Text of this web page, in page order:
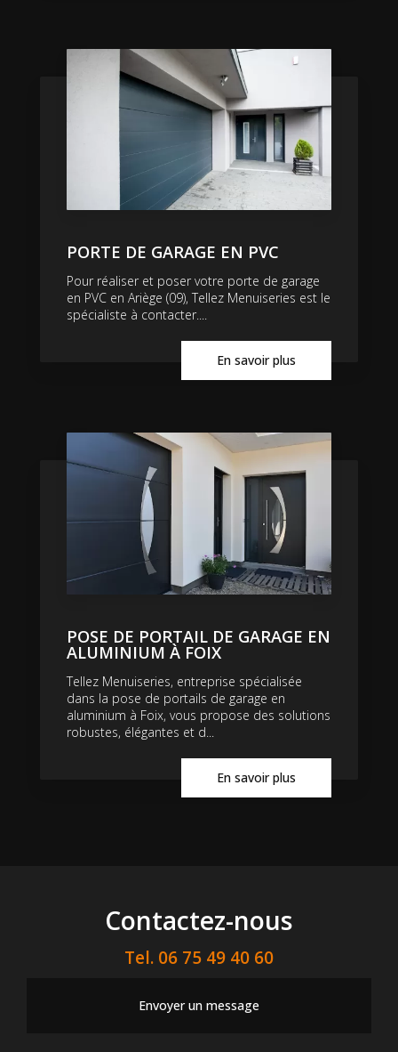
PORTE DE GARAGE EN PVC
Pour réaliser et poser votre porte de garage
en PVC en Ariège (09), Tellez Menuiseries est le
spécialiste à contacter....
En savoir plus
POSE DE PORTAIL DE GARAGE EN
ALUMINIUM À FOIX
Tellez Menuiseries, entreprise spécialisée
dans la pose de portails de garage en
aluminium à Foix, vous propose des solutions
robustes, élégantes et d...
En savoir plus
Contactez-nous
Tel. 06 75 49 40 60
Envoyer un message